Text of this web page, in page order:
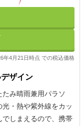
年4月21日時点 での税込価格
ザイン
み晴雨兼用パラソ
・熱や紫外線をカッ
でしまえるので、携帯